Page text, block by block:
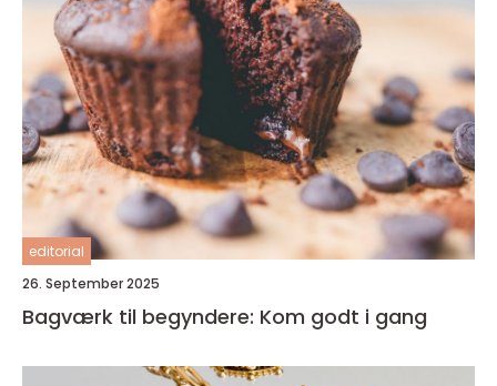
editorial
26. September 2025
Bagværk til begyndere: Kom godt i gang